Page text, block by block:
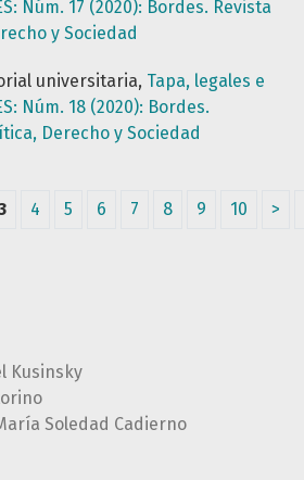
Núm. 17 (2020): Bordes. Revista
y Sociedad
universitaria, Tapa, legales e
Núm. 18 (2020): Bordes.
Derecho y Sociedad
4 5 6 7 8 9 10 >
Kusinsky
Soledad Cadierno